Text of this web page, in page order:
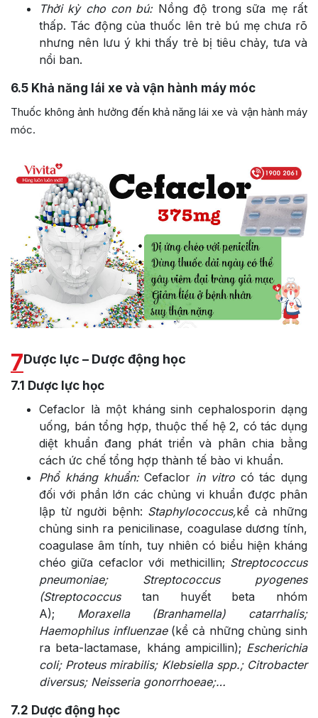
Thời kỳ cho con bú:Nồng độ trong sữa mẹ rất
thấp. Tác động của thuốc lên trẻ bú mẹ chưa rõ
nhưng nên lưu ý khi thấy trẻ bị tiêu chảy, tưa và
nổi ban.
6.5 Khả năng lái xe và vận hành máy móc
Thuốc không ảnh hưởng đến khả năng lái xe và vận hành máy
móc.
7Dược lực – Dược động học
7.1 Dược lực học
Cefaclor là một kháng sinh cephalosporin dạng
uống, bán tổng hợp, thuộc thế hệ 2, có tác dụng
diệt khuẩn đang phát triển và phân chia bằng
cách ức chế tổng hợp thành tế bào vi khuẩn.
Phổ kháng khuẩn:Cefaclor in vitro có tác dụng
đối với phần lớn các chủng vi khuẩn được phân
lập từ người bệnh: Staphylococcus,kể cả những
chủng sinh ra penicilinase, coagulase dương tính,
coagulase âm tính, tuy nhiên có biểu hiện kháng
chéo giữa cefaclor với methicillin; Streptococcus
pneumoniae; Streptococcus pyogenes
(Streptococcustan huyết beta nhóm
A); Moraxella (Branhamella) catarrhalis;
Haemophilus influenzae(kể cả những chủng sinh
ra beta-lactamase, kháng ampicillin); Escherichia
coli; Proteus mirabilis; Klebsiella spp.; Citrobacter
diversus; Neisseria gonorrhoeae;…
7.2 Dược động học